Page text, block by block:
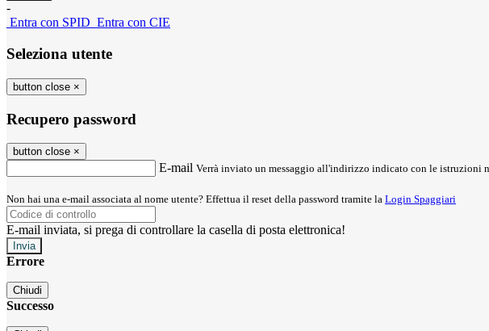
-
Entra con SPID Entra con CIE
Seleziona utente
button close ×
Recupero password
button close ×
E-mail Verrà inviato un messaggio all'indirizzo indicato con le istruzioni
Non hai una e-mail associata al nome utente? Effettua il reset della password tramite la Login Spaggiari
E-mail inviata, si prega di controllare la casella di posta elettronica!
Errore
Chiudi
Successo